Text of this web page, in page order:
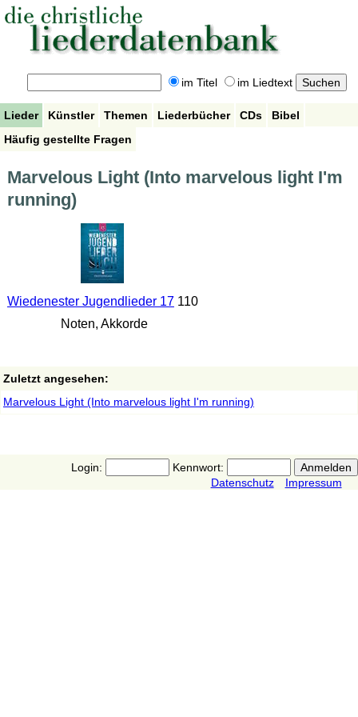
im Titel im Liedtext
Lieder Künstler Themen Liederbücher CDs
Bibel
Häufig gestellte Fragen
Marvelous Light (Into marvelous light I'm
running)
Wiedenester Jugendlieder 17110
Noten, Akkorde
Zuletzt angesehen:
Marvelous Light (Into marvelous light I'm running)
Login:
Kennwort:
Datenschutz
Impressum